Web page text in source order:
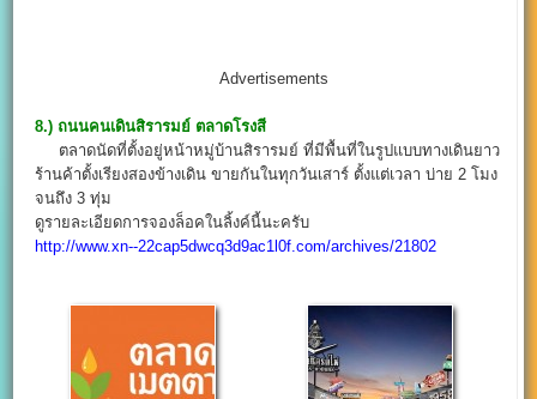
Advertisements
8.) ถนนคนเดินสิรารมย์ ตลาดโรงสี
ตลาดนัดที่ตั้งอยู่หน้าหมู่บ้านสิรารมย์ ที่มีพื้นที่ในรูปแบบทางเดินยาว
ร้านค้าตั้งเรียงสองข้างเดิน ขายกันในทุกวันเสาร์ ตั้งแต่เวลา บ่าย 2 โมง
จนถึง 3 ทุ่ม
ดูรายละเอียดการจองล็อคในลิ้งค์นี้นะครับ
http://www.xn--22cap5dwcq3d9ac1l0f.com/archives/21802